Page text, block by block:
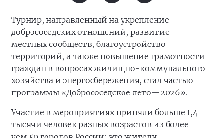
Турнир, направленный на укрепление
добрососедских отношений, развитие
местных сообществ, благоустройство
территорий, а также повышение грамотности
граждан в вопросах жилищно-коммунального
хозяйства и энергосбережения, стал частью
программы «Добрососедское лето—2026».
Участие в мероприятиях приняли больше 1,4
тысячи человек разных возрастов из более